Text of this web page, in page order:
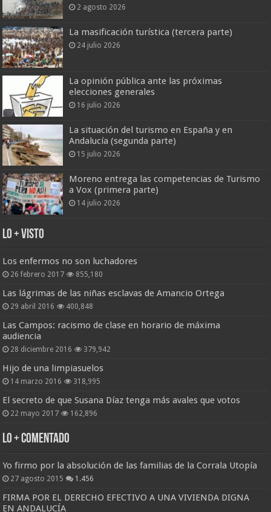
2 agosto 2026
La masificación turística (tercera parte)
24 julio 2026
La opinión pública ante las próximas
elecciones generales
16 julio 2026
La situación del turismo en España y en
Andalucía (segunda parte)
15 julio 2026
Moreno entrega las competencias de Turismo
a Vox (primera parte)
14 julio 2026
Lo + Visto
Los enfermos no son luchadores
26 febrero 2017 855,180
Las lágrimas de las niñas esclavas de Amancio Ortega
29 abril 2016 400,848
Las Campos: racismo de clase en horario de máxima
audiencia
28 diciembre 2016 379,942
Hijo de una limpiasuelos
14 marzo 2016 318,995
El secreto de que Susana Díaz tenga más avales que votos
22 mayo 2017 162,896
Lo + Comentado
Yo firmo por la absolución de las familias de la Corrala Utopía
27 agosto 2015 1.456
FIRMA POR EL DERECHO EFECTIVO A UNA VIVIENDA DIGNA
EN ANDALUCÍA